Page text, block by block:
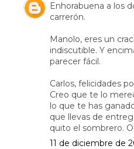
Enhorabuena a los
carrerón.
Manolo, eres un
indiscutible. Y
parecer fácil.
Carlos, felicidades
Creo que te lo
lo que te has
que llevas de
quito el sombrero.
11 de diciembre de